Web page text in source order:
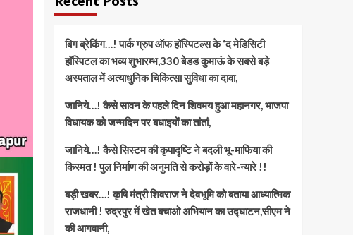
बिग ब्रेकिंग…! पार्क ग्रुप ऑफ हॉस्पिटल्स के ‘द मेडिसिटी
हॉस्पिटल का भव्य शुभारम्भ,330 बेडड कुमाऊं के सबसे बड़े
अस्पताल में अत्याधुनिक चिकित्सा सुविधा का दावा,
जानिये…! कैसे सावन के पहले दिन शिवमय हुआ महानगर, भाजपा
विधायक को जन्मदिन पर बधाइयों का तांतां,
जानिये…! कैसे सिस्टम की कृपादृष्टि ने बदली भू-माफिया की
किस्मत ! पुल निर्माण की अनुमति से करोड़ों के वारे-न्यारे !!
बड़ी खबर…! कृषि मंत्री शिवराज ने देवभूमि को बताया आध्यात्मिक
राजधानी ! रुद्रपुर में खेत बचाओ अभियान का उद्घाटन,सीएम ने
की आगवानी,